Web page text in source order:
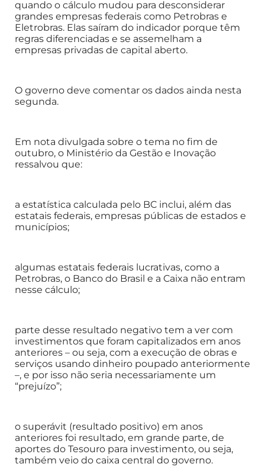
quando o cálculo mudou para desconsiderar
grandes empresas federais como Petrobras e
Eletrobras. Elas saíram do indicador porque têm
regras diferenciadas e se assemelham a
empresas privadas de capital aberto.
O governo deve comentar os dados ainda nesta
segunda.
Em nota divulgada sobre o tema no fim de
outubro, o Ministério da Gestão e Inovação
ressalvou que:
a estatística calculada pelo BC inclui, além das
estatais federais, empresas públicas de estados e
municípios;
algumas estatais federais lucrativas, como a
Petrobras, o Banco do Brasil e a Caixa não entram
nesse cálculo;
parte desse resultado negativo tem a ver com
investimentos que foram capitalizados em anos
anteriores – ou seja, com a execução de obras e
serviços usando dinheiro poupado anteriormente
–, e por isso não seria necessariamente um
“prejuízo”;
o superávit (resultado positivo) em anos
anteriores foi resultado, em grande parte, de
aportes do Tesouro para investimento, ou seja,
também veio do caixa central do governo.